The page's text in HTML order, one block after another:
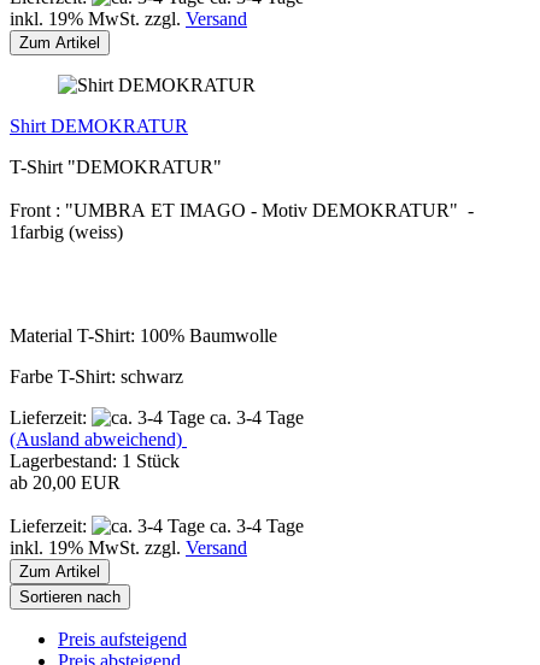
inkl. 19% MwSt. zzgl. Versand
Zum Artikel
Shirt DEMOKRATUR
T-Shirt "DEMOKRATUR"
Front : "UMBRA ET IMAGO - Motiv DEMOKRATUR" -
1farbig (weiss)
Material T-Shirt: 100% Baumwolle
Farbe T-Shirt: schwarz
Lieferzeit:
ca. 3-4 Tage
(Ausland abweichend)
Lagerbestand: 1 Stück
ab 20,00 EUR
Lieferzeit:
ca. 3-4 Tage
inkl. 19% MwSt. zzgl. Versand
Zum Artikel
Sortieren nach
Preis aufsteigend
Preis absteigend